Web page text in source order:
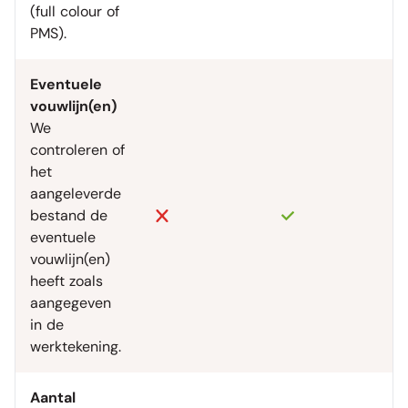
(full colour of
PMS).
Eventuele
vouwlijn(en)
We
controleren of
het
aangeleverde
bestand de
eventuele
vouwlijn(en)
heeft zoals
aangegeven
in de
werktekening.
Aantal